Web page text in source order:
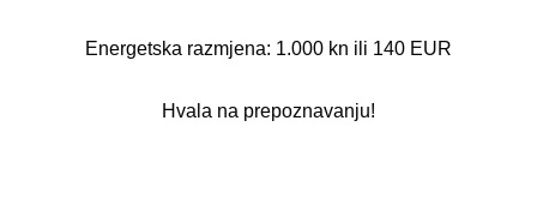
Energetska razmjena: 1.000 kn ili 140 EUR
Hvala na prepoznavanju!